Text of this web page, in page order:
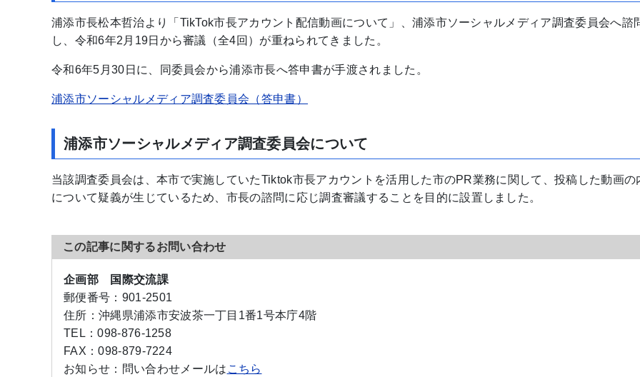
浦添市長松本哲治より「TikTok市長アカウント配信動画について」、浦添市ソーシャルメディア調査委員会へ諮
し、令和6年2月19日から審議（全4回）が重ねられてきました。
令和6年5月30日に、同委員会から浦添市長へ答申書が手渡されました。
浦添市ソーシャルメディア調査委員会（答申書）
浦添市ソーシャルメディア調査委員会について
当該調査委員会は、本市で実施していたTiktok市長アカウントを活用した市のPR業務に関して、投稿した動画の
について疑義が生じているため、市長の諮問に応じ調査審議することを目的に設置しました。
この記事に関するお問い合わせ
企画部 国際交流課
郵便番号： 901-2501
住所： 沖縄県浦添市安波茶一丁目1番1号本庁4階
TEL：098-876-1258
FAX：098-879-7224
お知らせ： 問い合わせメールは こちら